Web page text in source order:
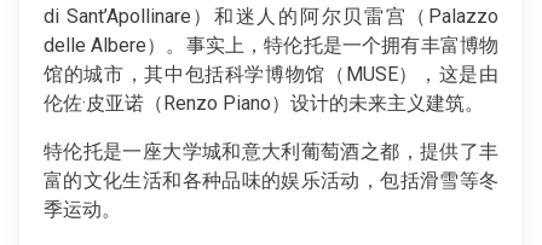
di Sant’Apollinare）和迷人的阿尔贝雷宫（Palazzo
delle Albere）。事实上，特伦托是一个拥有丰富博物
馆的城市，其中包括科学博物馆（MUSE），这是由
伦佐·皮亚诺（Renzo Piano）设计的未来主义建筑。
特伦托是一座大学城和意大利葡萄酒之都，提供了丰
富的文化生活和各种品味的娱乐活动，包括滑雪等冬
季运动。